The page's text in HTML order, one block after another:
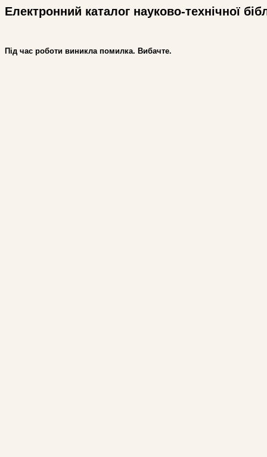
Електронний каталог науково-технічної
Під час роботи виникла помилка. Вибачте.